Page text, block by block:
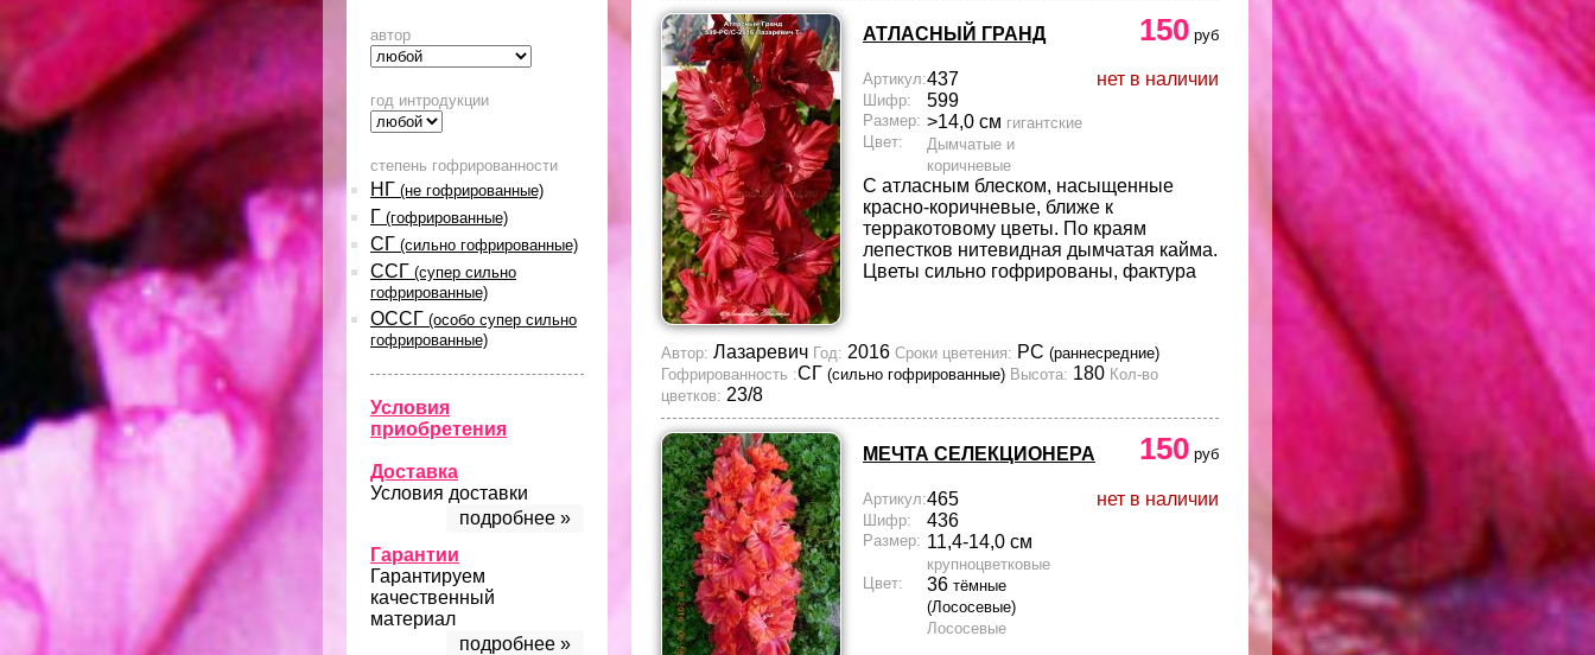
автор
год интродукции
степень гофрированности
НГ (не гофрированные)
Г (гофрированные)
СГ (сильно гофрированные)
ССГ (супер сильно
гофрированные)
ОССГ (особо супер сильно
гофрированные)
Условия
приобретения
Доставка
Условия доставки
подробнее »
Гарантии
Гарантируем
качественный
материал
подробнее »
АТЛАСНЫЙ ГРАНД 150 руб
нет в наличии
Артикул:437
Шифр: 599
Размер: >14,0 см гигантские
Цвет:
Дымчатые и
коричневые
С атласным блеском, насыщенные
красно-коричневые, ближе к
терракотовому цветы. По краям
лепестков нитевидная дымчатая кайма.
Цветы сильно гофрированы, фактура
Автор: Лазаревич Год: 2016 Сроки цветения: РС (раннесредние)
Гофрированность :СГ (сильно гофрированные) Высота: 180 Кол-во
цветков: 23/8
МЕЧТА СЕЛЕКЦИОНЕРА 150 руб
нет в наличии
Артикул:465
Шифр: 436
Размер: 11,4-14,0 см
крупноцветковые
Цвет:
36 тёмные
(Лососевые)
Лососевые